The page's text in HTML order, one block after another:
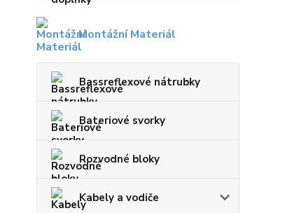
Montážní Materiál
Bassreflexové nátrubky
Bateriové svorky
Rozvodné bloky
Kabely a vodiče